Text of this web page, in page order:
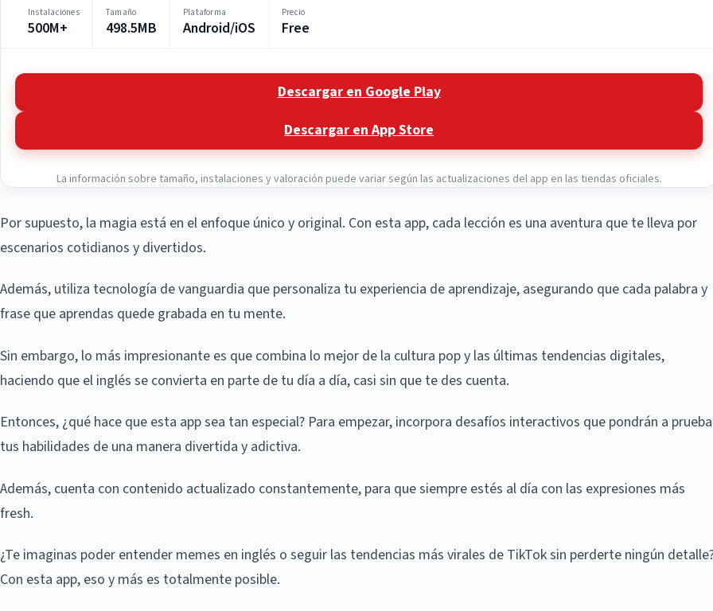
Instalaciones
500M+
Tamaño
498.5MB
Plataforma
Android/iOS
Precio
Free
Descargar en Google Play
Descargar en App Store
La información sobre tamaño, instalaciones y valoración puede variar según las actualizaciones del app en las tiendas oficiales.
Por supuesto, la magia está en el enfoque único y original. Con esta app, cada lección es una aventura que te lleva por
escenarios cotidianos y divertidos.
Además, utiliza tecnología de vanguardia que personaliza tu experiencia de aprendizaje, asegurando que cada palabra y
frase que aprendas quede grabada en tu mente.
Sin embargo, lo más impresionante es que combina lo mejor de la cultura pop y las últimas tendencias digitales,
haciendo que el inglés se convierta en parte de tu día a día, casi sin que te des cuenta.
Entonces, ¿qué hace que esta app sea tan especial? Para empezar, incorpora desafíos interactivos que pondrán a prueba
tus habilidades de una manera divertida y adictiva.
Además, cuenta con contenido actualizado constantemente, para que siempre estés al día con las expresiones más
fresh.
¿Te imaginas poder entender memes en inglés o seguir las tendencias más virales de TikTok sin perderte ningún
Con esta app, eso y más es totalmente posible.